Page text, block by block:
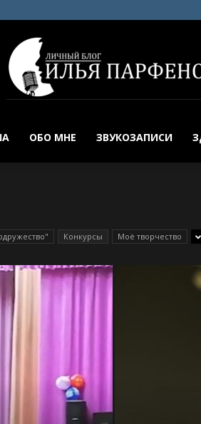
Парфенов
ОБО МНЕ ЗВУКОЗАПИСИ
Конкурсы Моё творчество